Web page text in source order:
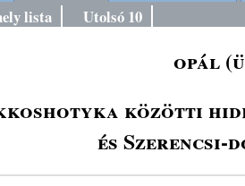
lista Utolsó 10
opál
közötti
és Szerencsi-